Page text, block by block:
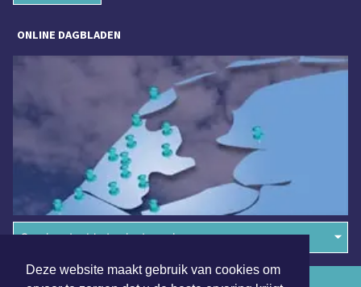
Deze website maakt gebruik van cookies om
ONLINE DAGBLADEN
Overige dagbladen in de regio